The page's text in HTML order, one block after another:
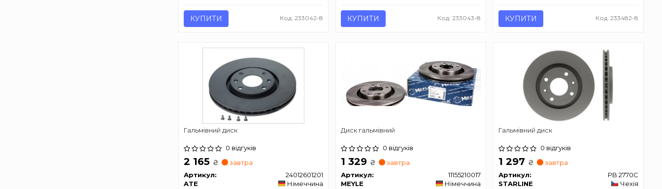
КУПИТИ Код: 233042-8 КУПИТИ Код: 233043-8 КУПИТИ Код: 233482-8
Гальмівний диск
0 відгуків
2 165 ₴
завтра
Артикул:
24012601201
ATE
Німеччина
Диск гальмівний
0 відгуків
1 329 ₴
завтра
Артикул:
11155210017
MEYLE
Німеччина
Гальмівний диск
0 відгуків
1 297 ₴
завтра
Артикул:
PB 2770C
STARLINE
Чехія